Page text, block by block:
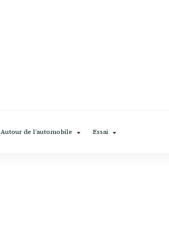
Autour de l’automobile Essai